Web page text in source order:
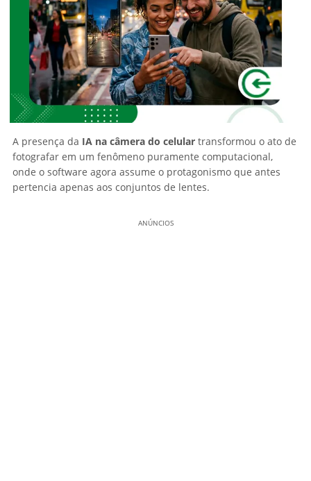
A presença da IA na câmera do celular transformou o ato de
fotografar em um fenômeno puramente computacional,
onde o software agora assume o protagonismo que antes
pertencia apenas aos conjuntos de lentes.
ANÚNCIOS